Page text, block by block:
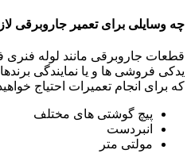
چه وسایلی برای تعمیر جاروبرقی
قطعات جاروبرقی مانند لوله فنری
یدکی فروشی ها و یا نمایندگی
که برای انجام تعمیرات احتیاج
پیچ گوشتی های مختلف
انبردست
مولتی متر